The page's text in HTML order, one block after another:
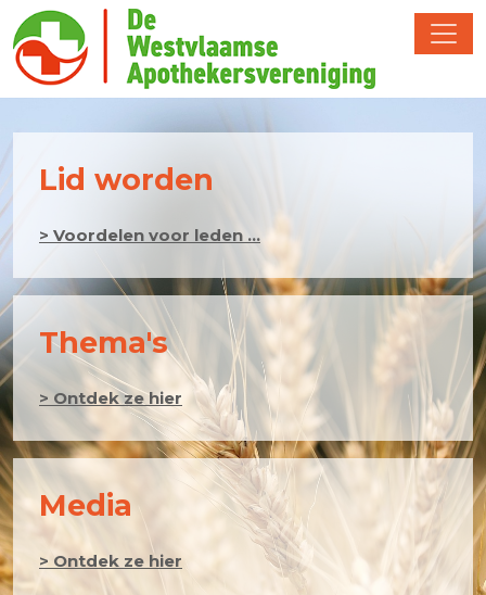
Lid worden
> Voordelen voor leden ...
Thema's
> Ontdek ze hier
Media
> Ontdek ze hier